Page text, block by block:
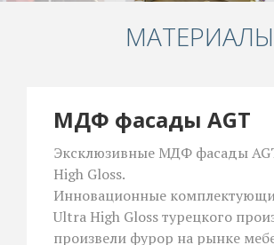
МАТЕРИАЛЫ
МДФ фасады AGT
Эксклюзивные МДФ фасады
High Gloss.
Инновационные
Ultra High Gloss турецкого
произвели фурор на рынке